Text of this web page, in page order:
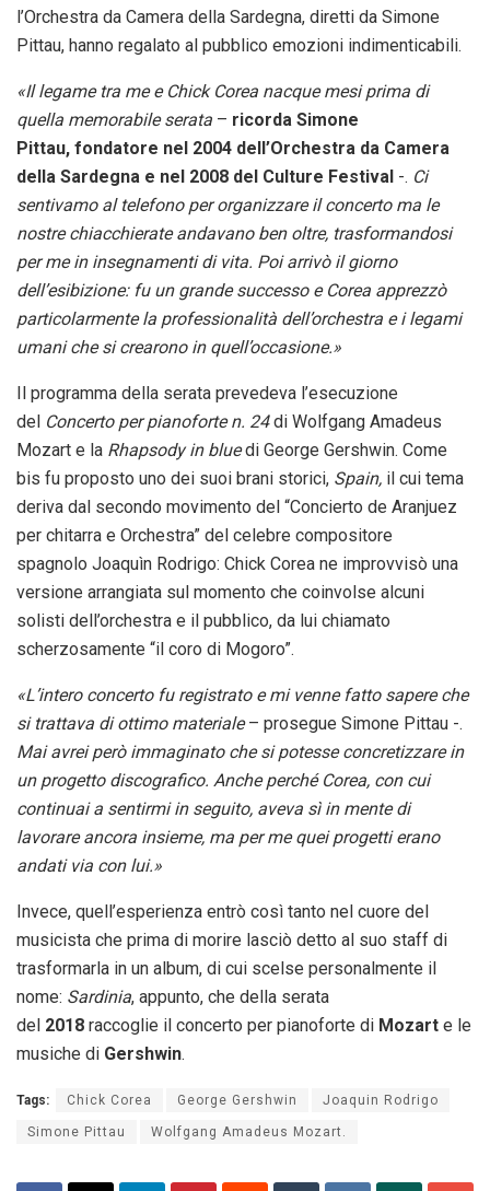
l’Orchestra da Camera della Sardegna, diretti da Simone
Pittau, hanno regalato al pubblico emozioni indimenticabili.
«Il legame tra me e Chick Corea nacque mesi prima di
quella memorabile serata – ricorda Simone
Pittau, fondatore nel 2004 dell’Orchestra da Camera
della Sardegna e nel 2008 del Culture Festival -. Ci
sentivamo al telefono per organizzare il concerto ma le
nostre chiacchierate andavano ben oltre, trasformandosi
per me in insegnamenti di vita. Poi arrivò il giorno
dell’esibizione: fu un grande successo e Corea apprezzò
particolarmente la professionalità dell’orchestra e i legami
umani che si crearono in quell’occasione.»
Il programma della serata prevedeva l’esecuzione
del Concerto per pianoforte n. 24di Wolfgang Amadeus
Mozart e la Rhapsody in bluedi George Gershwin. Come
bis fu proposto uno dei suoi brani storici, Spain, il cui tema
deriva dal secondo movimento del “Concierto de Aranjuez
per chitarra e Orchestra” del celebre compositore
spagnolo Joaquìn Rodrigo: Chick Corea ne improvvisò una
versione arrangiata sul momento che coinvolse alcuni
solisti dell’orchestra e il pubblico, da lui chiamato
scherzosamente “il coro di Mogoro”.
«L’intero concerto fu registrato e mi venne fatto sapere che
si trattava di ottimo materiale– prosegue Simone Pittau -.
Mai avrei però immaginato che si potesse concretizzare in
un progetto discografico. Anche perché Corea, con cui
continuai a sentirmi in seguito, aveva sì in mente di
lavorare ancora insieme, ma per me quei progetti erano
andati via con lui.»
Invece, quell’esperienza entrò così tanto nel cuore del
musicista che prima di morire lasciò detto al suo staff di
trasformarla in un album, di cui scelse personalmente il
nome: Sardinia, appunto, che della serata
del 2018 raccoglie il concerto per pianoforte di Mozart e le
musiche di Gershwin.
Tags: Chick Corea George Gershwin Joaquin Rodrigo
Simone Pittau Wolfgang Amadeus Mozart.